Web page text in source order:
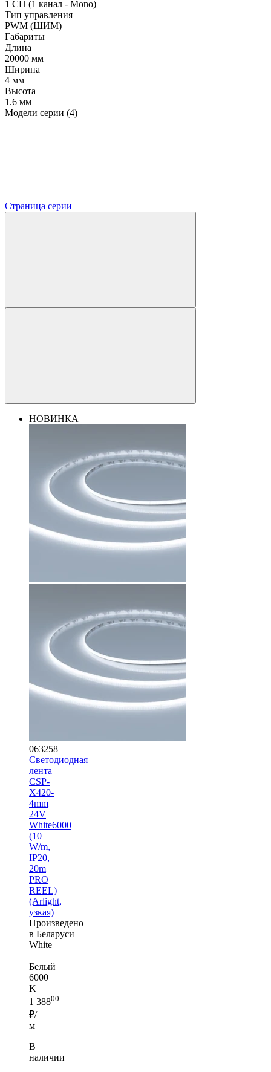
1 CH (1 канал - Mono)
Тип управления
PWM (ШИМ)
Габариты
Длина
20000 мм
Ширина
4 мм
Высота
1.6 мм
Модели серии (4)
Страница серии
НОВИНКА
063258
Светодиодная
лента
CSP-
X420-
4mm
24V
White6000
(10
W/m,
IP20,
20m
PRO
REEL)
(Arlight,
узкая)
Произведено
в Беларуси
White
|
Белый
6000
K
1 38800
₽/
м
В
наличии